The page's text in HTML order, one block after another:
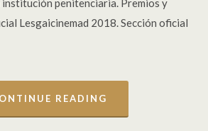
penitenciaria. Premios y
Lesgaicinemad 2018. Sección oficial
READING